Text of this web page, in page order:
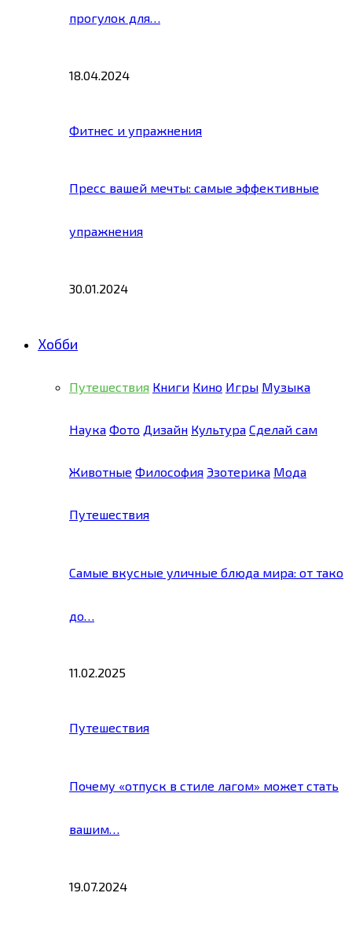
прогулок для…
18.04.2024
Фитнес и упражнения
Пресс вашей мечты: самые эффективные
упражнения
30.01.2024
Хобби
Путешествия Книги Кино Игры Музыка
Наука Фото Дизайн Культура Сделай сам
Животные Философия Эзотерика Мода
Путешествия
Самые вкусные уличные блюда мира: от тако
до…
11.02.2025
Путешествия
Почему «отпуск в стиле лагом» может стать
вашим…
19.07.2024